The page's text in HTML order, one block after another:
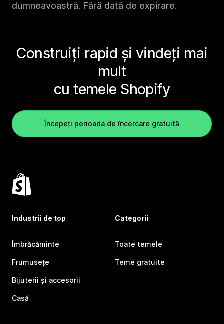
dumneavoastră. Fără dată de expirare.
Construiți rapid și vindeți mai
mult
cu temele Shopify
Începeți perioada de încercare gratuită
Industrii de top
Îmbrăcăminte
Frumusețe
Bijuterii și accesorii
Casă
Categorii
Toate temele
Teme gratuite